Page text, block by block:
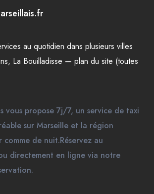
au quotidien dans plusieurs villes
, La Bouilladisse — plan du site (toutes
vous propose 7j/7, un service de taxi
sur Marseille et la région
de nuit.Réservez au
directement en ligne via notre